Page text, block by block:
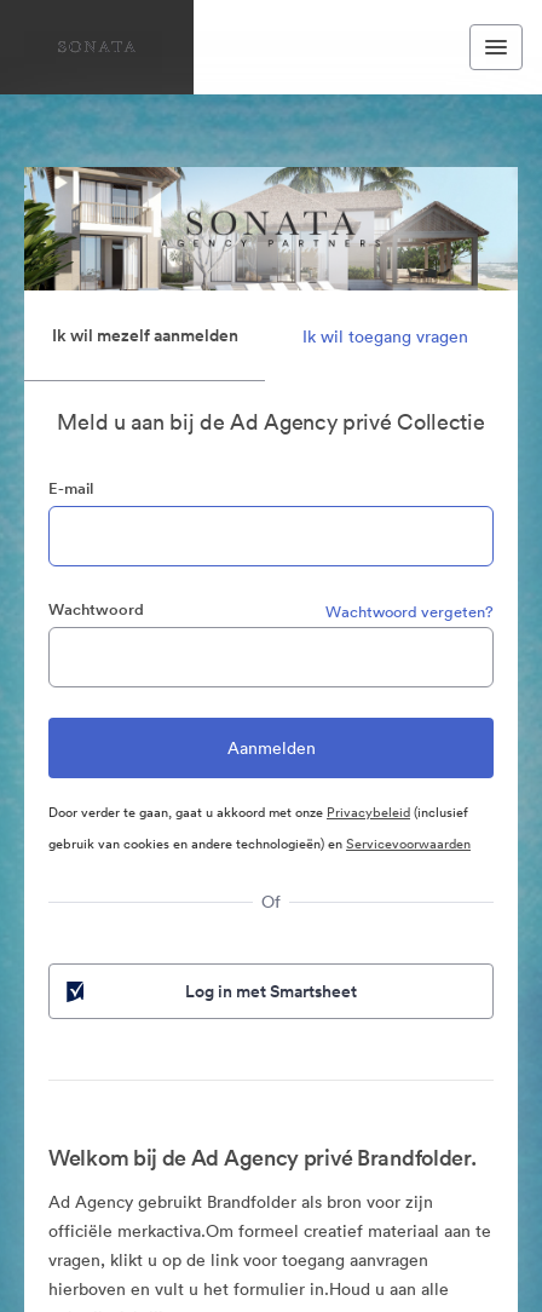
Ik wil mezelf aanmelden Ik wil toegang vragen
Meld u aan bij de Ad Agency privé Collectie
E-mail
Wachtwoord Wachtwoord vergeten?
Door verder te gaan, gaat u akkoord met onze Privacybeleid(inclusief
gebruik van cookies en andere technologieën) enServicevoorwaarden
Of
Log in met Smartsheet
Welkom bij de Ad Agency privé Brandfolder.
Ad Agency gebruikt Brandfolder als bron voor zijn
officiële merkactiva.Om formeel creatief materiaal aan te
vragen, klikt u op de link voor toegang aanvragen
hierboven en vult u het formulier in.Houd u aan alle